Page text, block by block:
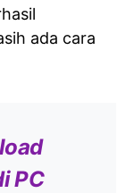
ada cara
PC